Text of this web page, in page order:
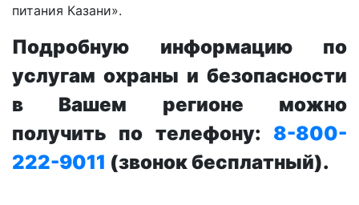
питания Казани».
Подробную информацию по
услугам охраны и безопасности
в Вашем регионе можно
получить по телефону: 8-800-
222-9011 (звонок бесплатный).